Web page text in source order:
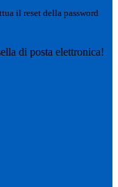
il reset della password
di posta elettronica!